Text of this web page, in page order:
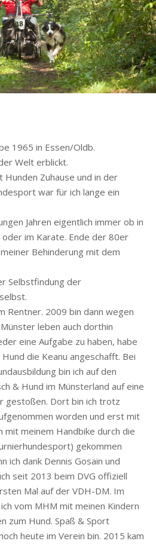
1965 in Essen/Oldb.
Welt erblickt.
Hunden Zuhause und in der
war für ich lange ein
Jahren eigentlich immer ob in
im Karate. Ende der 80er
Behinderung mit dem
Selbstfindung der
Rentner. 2009 bin dann wegen
leben auch dorthin
eine Aufgabe zu haben, habe
die Keanu angeschafft. Bei
bin ich auf den
& Hund im Münsterland auf eine
gestoßen. Dort bin ich trotz
worden und erst mit
mit meinem Handbike durch die
gekommen
ich dank Dennis Gosain und
seit 2013 beim DVG offiziell
Mal auf der VDH-DM. Im
vom MHM mit meinen Kindern
zum Hund. Spaß & Sport
heute im Verein bin. 2015 kam